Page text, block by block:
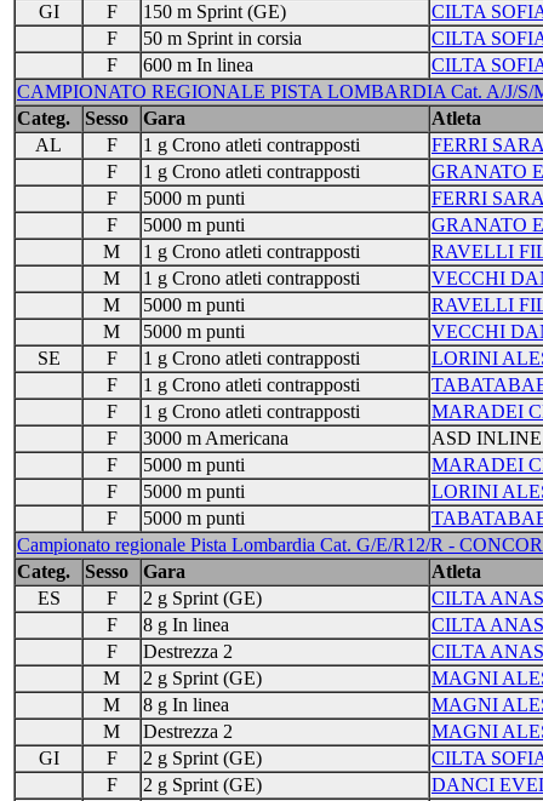
GI
F 150 m Sprint (GE)
CILTA
F
50 m Sprint in corsia
CILTA
F
600 m In linea
CILTA
CAMPIONATO REGIONALE PISTA LOMBARDIA Cat. A/J/S/
Categ.
Sesso Gara
Atleta
AL
F 1 g Crono atleti contrapposti
FERRI
F
1 g Crono atleti contrapposti
GRANATO
F
5000 m punti
FERRI
F
5000 m punti
GRANATO
M
1 g Crono atleti contrapposti
RAVELLI
M
1 g Crono atleti contrapposti
VECCHI
M
5000 m punti
RAVELLI
M
5000 m punti
VECCHI
SE
F 1 g Crono atleti contrapposti
LORINI
F
1 g Crono atleti contrapposti
F
1 g Crono atleti contrapposti
MARADEI
F
3000 m Americana
ASD INLINE
F
5000 m punti
MARADEI
F
5000 m punti
LORINI
F
5000 m punti
Campionato regionale Pista Lombardia Cat. G/E/R12/R -
Categ.
Sesso Gara
Atleta
ES
F 2 g Sprint (GE)
CILTA
F
8 g In linea
CILTA
F
Destrezza 2
CILTA
M
2 g Sprint (GE)
MAGNI
M
8 g In linea
MAGNI
M
Destrezza 2
MAGNI
GI
F 2 g Sprint (GE)
CILTA
F
2 g Sprint (GE) DANCI